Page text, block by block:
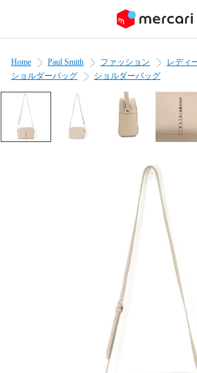
Home Paul Smith ファッション レディ
ショルダーバッグ
ショルダーバッグ